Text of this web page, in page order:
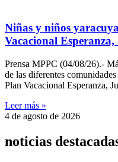
Niñas y niños
Vacacional Esperanza,
Prensa MPPC (04/08/26).-
de las diferentes
Plan Vacacional Esperanza,
Leer más »
4 de agosto de 2026
noticias